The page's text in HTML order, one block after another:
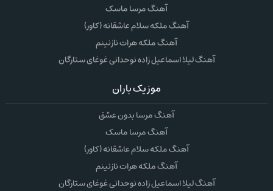
آهنگ مرسا ماسک
آهنگ ملکه سلام عاشقانه (کاور)
آهنگ ملکه هرات نازنینم
آهنگ لیلا اسماعیل زاده نوحدانی غوغای ستارگان
موزیک باران
آهنگ مرسا بدون عشق
آهنگ مرسا ماسک
آهنگ ملکه سلام عاشقانه (کاور)
آهنگ ملکه هرات نازنینم
آهنگ لیلا اسماعیل زاده نوحدانی غوغای ستارگان